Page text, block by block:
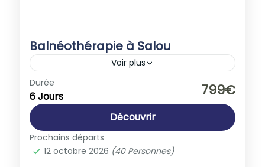
Balnéothérapie à Salou
Voir plus
Espagne
1-40 People
Durée
6 Jours 799€
Découvrir
Prochains départs
12 octobre 2026 (40 Personnes)